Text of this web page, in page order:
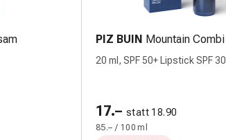
PIZ BUIN Mountain Combi
20 ml, SPF 50+ Lipstick SPF 30
17.– statt 18.90
85.– / 100 ml